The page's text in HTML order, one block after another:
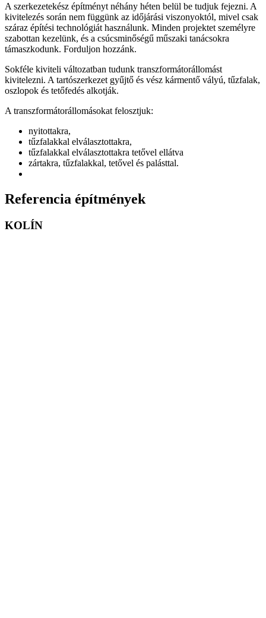
A szerkezetekész építményt néhány héten belül be tudjuk fejezni. A
kivitelezés során nem függünk az időjárási viszonyoktól, mivel csak
száraz építési technológiát használunk. Minden projektet személyre
szabottan kezelünk, és a csúcsminőségű műszaki tanácsokra
támaszkodunk. Forduljon hozzánk.
Sokféle kiviteli változatban tudunk transzformátorállomást
kivitelezni. A tartószerkezet gyűjtő és vész kármentő vályú, tűzfalak,
oszlopok és tetőfedés alkotják.
A transzformátorállomásokat felosztjuk:
nyitottakra,
tűzfalakkal elválasztottakra,
tűzfalakkal elválasztottakra tetővel ellátva
zártakra, tűzfalakkal, tetővel és palásttal.
Referencia építmények
KOLÍN